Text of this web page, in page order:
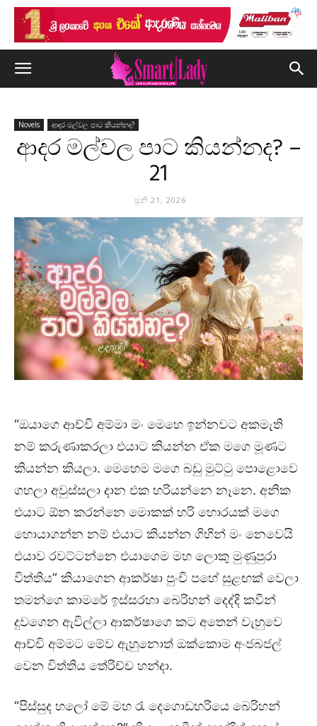
Novels ආදර මල්වල පාට කියන්නද?
ආදර මල්වල පාට කියන්නද? –
21
ජූනි 21, 2026
“ඔයාගෙ ආච්චි අම්මා මං මෙහෙ ඉන්නවට අකමැති
නම් කරුණාකරලා එයාට කියන්න ඒක මගෙ මූණට
කියන්න කියලා. මෙහෙම මගෙ බඩු මුට්ටු පොළොවෙ
ගහලා අවුස්සලා දාන එක හරියන්නෙ නෑනෙ. අනික
එයාට ඕන කරන්නෙ මොකක් හරි හොරයක් මගෙ
හොයාගන්න නම් එයාට කියන්න ගිහින් මං නෙවෙයි
එයාව රවට්ටන්නෙ එයාගෙම මහ ලොකු මුණුපුරා
විත්තිය” කියාගෙන ආකර්ෂා පුංචි පහේ සුළඟක් වෙලා
තමන්ගෙ කාමරේ ඉස්සරහා බෙරිහන් දෙද්දි කවීන්
දුවගෙන ඇවිල්ලා ආකර්ෂාගෙ කට අතෙන් වැහුවෙ
ආච්චි අම්මට මේව ඇහුනොත් ඔක්කොම අංජබජල්
වෙන විත්තිය තේරිච්ච හන්දා.
“පිස්සුද හලෝ මේ මහ රැ දෙගොඩහරියෙ බෙරිහන්